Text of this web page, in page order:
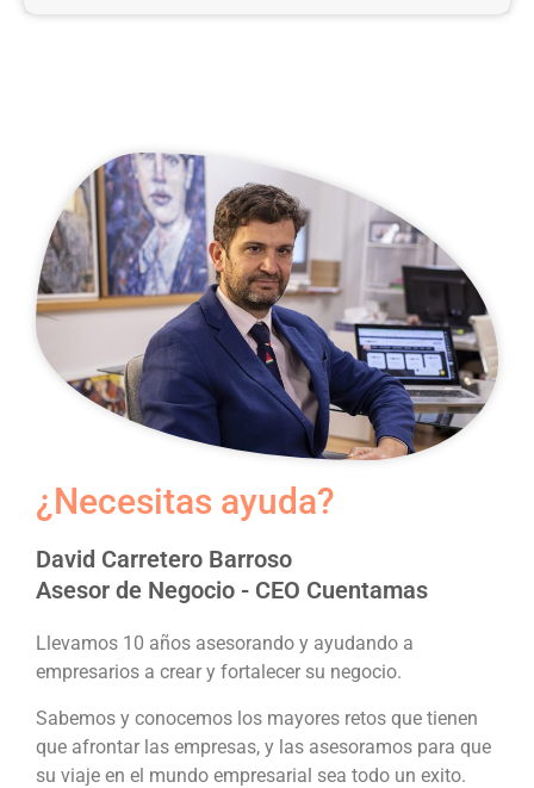
¿Necesitas ayuda?
David Carretero Barroso
Asesor de Negocio - CEO Cuentamas
Llevamos 10 años asesorando y ayudando a
empresarios a crear y fortalecer su negocio.
Sabemos y conocemos los mayores retos que tienen
que afrontar las empresas, y las asesoramos para que
su viaje en el mundo empresarial sea todo un exito.